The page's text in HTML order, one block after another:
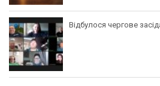
Відбулося чергове